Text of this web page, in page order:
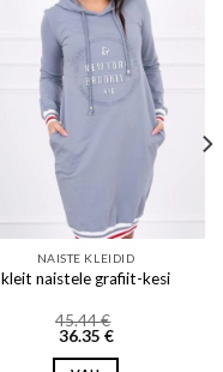
Add to wishlist
NAISTE KLEIDID
kleit naistele grafiit-kesi
45.44€
36.35 €